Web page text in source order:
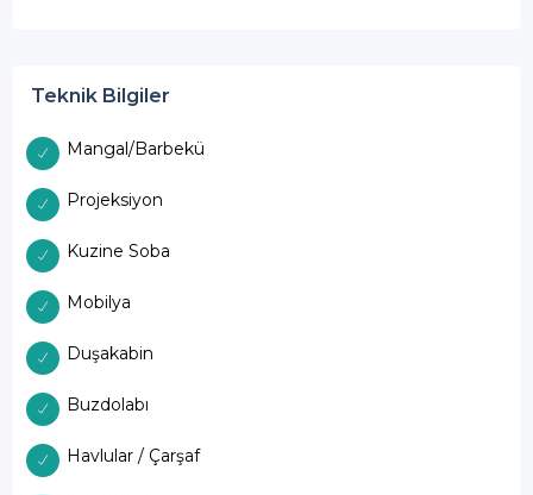
Teknik Bilgiler
Mangal/Barbekü
Projeksiyon
Kuzine Soba
Mobilya
Duşakabin
Buzdolabı
Havlular / Çarşaf